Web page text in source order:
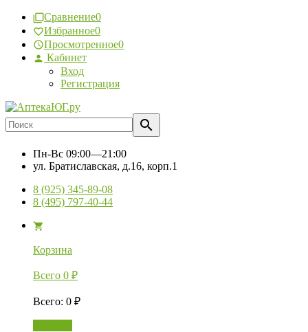
Сравнение0
Избранное0
Просмотренное0
Кабинет
Вход
Регистрация
Пн-Вс 09:00—21:00
ул. Братиславская, д.16, корп.1
8 (925) 345-89-08
8 (495) 797-40-44
Корзина
Всего 0 ₽
Всего: 0 ₽